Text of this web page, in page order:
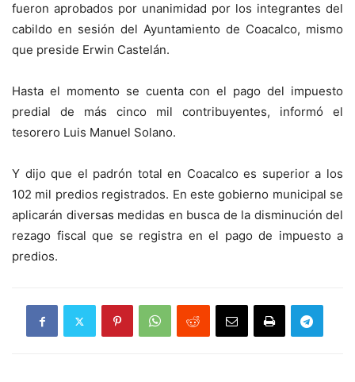
fueron aprobados por unanimidad por los integrantes del
cabildo en sesión del Ayuntamiento de Coacalco, mismo
que preside Erwin Castelán.
Hasta el momento se cuenta con el pago del impuesto
predial de más cinco mil contribuyentes, informó el
tesorero Luis Manuel Solano.
Y dijo que el padrón total en Coacalco es superior a los
102 mil predios registrados. En este gobierno municipal se
aplicarán diversas medidas en busca de la disminución del
rezago fiscal que se registra en el pago de impuesto a
predios.